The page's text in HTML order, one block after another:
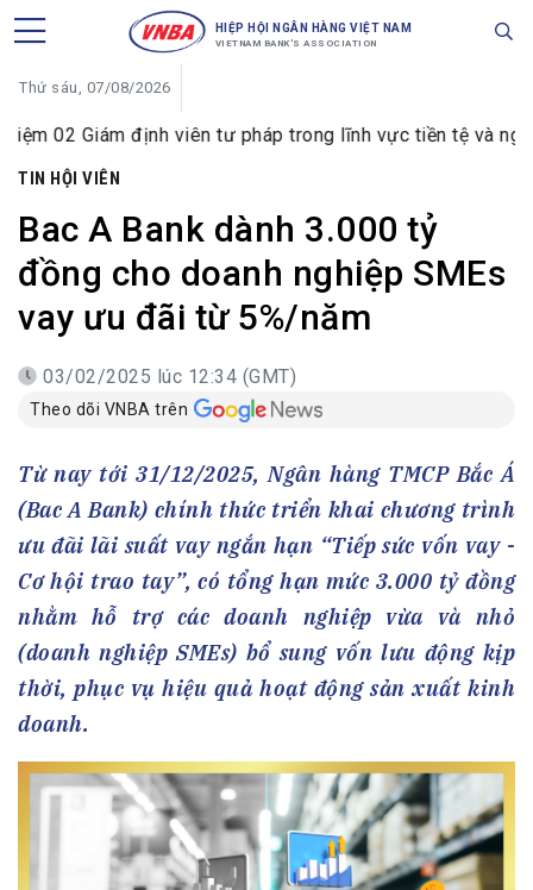
HIỆP HỘI NGÂN HÀNG VIỆT NAM
VIETNAM BANK'S ASSOCIATION
Thứ sáu, 07/08/2026
định viên tư pháp trong lĩnh vực tiền tệ và ngân hàng
TIN HỘI VIÊN
Bac A Bank dành 3.000 tỷ
đồng cho doanh nghiệp SMEs
vay ưu đãi từ 5%/năm
03/02/2025 lúc 12:34 (GMT)
Theo dõi VNBA trên
Từ nay tới 31/12/2025, Ngân hàng TMCP Bắc Á
(Bac A Bank) chính thức triển khai chương trình
ưu đãi lãi suất vay ngắn hạn “Tiếp sức vốn vay -
Cơ hội trao tay”, có tổng hạn mức 3.000 tỷ đồng
nhằm hỗ trợ các doanh nghiệp vừa và nhỏ
(doanh nghiệp SMEs) bổ sung vốn lưu động kịp
thời, phục vụ hiệu quả hoạt động sản xuất kinh
doanh.